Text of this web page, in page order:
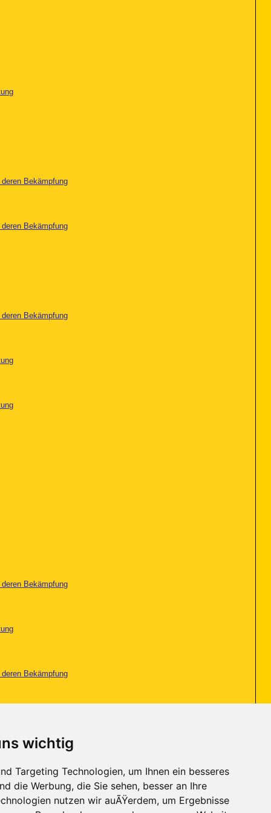
wichtig
Targeting Technologien, um Ihnen ein besseres
die Werbung, die Sie sehen, besser an Ihre
nutzen wir auÃŸerdem, um Ergebnisse
Bekämpfung
Bekämpfung
Bekämpfung
Bekämpfung
Bekämpfung